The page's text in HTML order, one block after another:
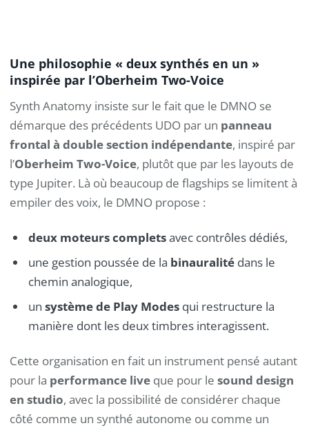
Une philosophie « deux synthés en un »
inspirée par l’Oberheim Two-Voice
Synth Anatomy insiste sur le fait que le DMNO se
démarque des précédents UDO par un panneau
frontal à double section indépendante, inspiré par
l’Oberheim Two-Voice, plutôt que par les layouts de
type Jupiter. Là où beaucoup de flagships se limitent à
empiler des voix, le DMNO propose :
deux moteurs completsavec contrôles dédiés,
une gestion poussée de la binauralitédans le
chemin analogique,
un système de Play Modesqui restructure la
manière dont les deux timbres interagissent.
Cette organisation en fait un instrument pensé autant
pour la performance live que pour le sound design
en studio, avec la possibilité de considérer chaque
côté comme un synthé autonome ou comme un